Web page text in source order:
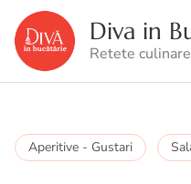
Diva in
Retete culinare
Aperitive - Gustari